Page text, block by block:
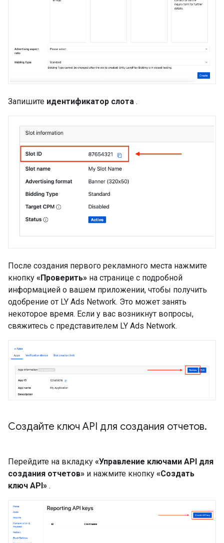
Запишите идентификатор слота .
После создания первого рекламного места нажмите
кнопку «Проверить» на странице с подробной
информацией о вашем приложении, чтобы получить
одобрение от LY Ads Network. Это может занять
некоторое время. Если у вас возникнут вопросы,
свяжитесь с представителем LY Ads Network.
Создайте ключ API для создания отчетов.
Перейдите на вкладку «Управление ключами API для
создания отчетов» и нажмите кнопку «Создать
ключ API» .